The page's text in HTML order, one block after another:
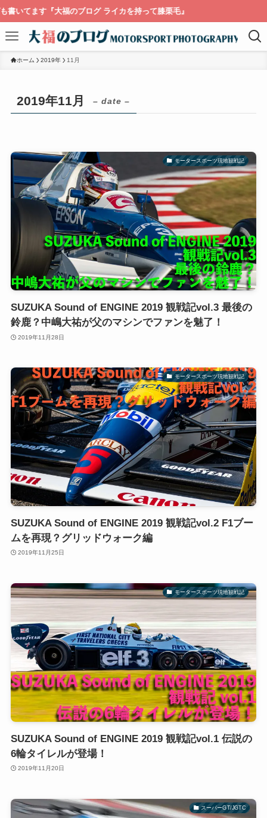
大福のブログ ライカを持って膝栗毛』
ホーム 2019年 11月
2019年11月 – date –
モータースポーツ現地観戦記
SUZUKA Sound of ENGINE 2019 観戦記vol.3 最後の
鈴鹿？中嶋大祐が父のマシンでファンを魅了！
2019年11月28日
モータースポーツ現地観戦記
SUZUKA Sound of ENGINE 2019 観戦記vol.2 F1ブー
ムを再現？グリッドウォーク編
2019年11月25日
モータースポーツ現地観戦記
SUZUKA Sound of ENGINE 2019 観戦記vol.1 伝説の
6輪タイレルが登場！
2019年11月20日
スーパーGT/JGTC